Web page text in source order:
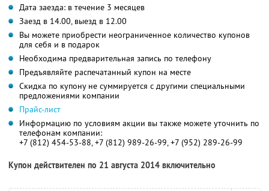
Дата заезда: в течение 3 месяцев
Заезд в 14.00, выезд в 12.00
Вы можете приобрести неограниченное количество купонов
для себя и в подарок
Необходима предварительная запись по телефону
Предъявляйте распечатанный купон на месте
Скидка по купону не суммируется с другими специальными
предложениями компании
Прайс-лист
Информацию по условиям акции вы также можете уточнить по
телефонам компании:
+7 (812) 454-53-88, +7 (812) 989-26-99, +7 (952) 289-26-99
Купон действителен по 21 августа 2014 включительно